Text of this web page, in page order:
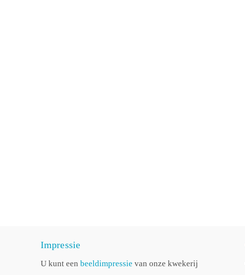
Impressie
U kunt een beeldimpressie van onze kwekerij